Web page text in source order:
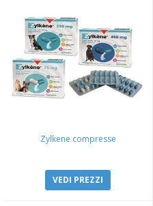
Zylkene compresse
VEDI PREZZI